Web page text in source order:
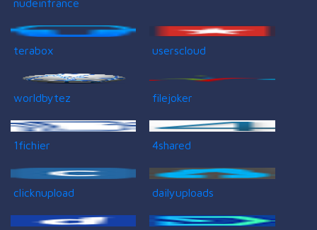
nudeinfrance
terabox userscloud
worldbytez filejoker
1fichier 4shared
clicknupload dailyuploads